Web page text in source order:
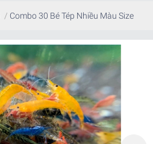
/ Combo 30 Bé Tép Nhiều Màu Size